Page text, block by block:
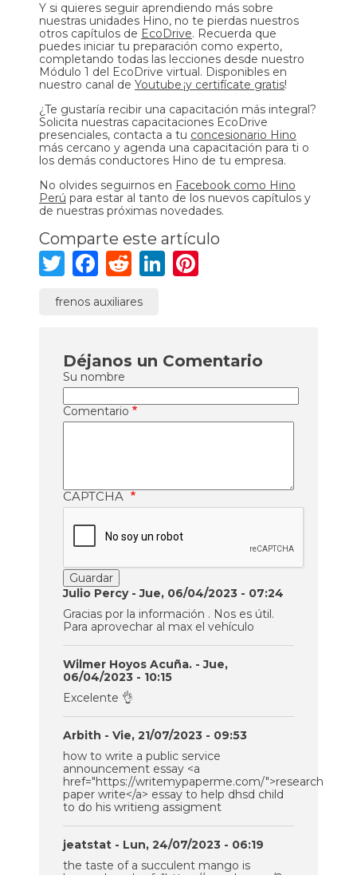
Y si quieres seguir aprendiendo más sobre
nuestras unidades Hino, no te pierdas nuestros
otros capítulos de EcoDrive. Recuerda que
puedes iniciar tu preparación como experto,
completando todas las lecciones desde nuestro
Módulo 1 del EcoDrive virtual. Disponibles en
nuestro canal de Youtube ¡y certifícate gratis!
¿Te gustaría recibir una capacitación más integral?
Solicita nuestras capacitaciones EcoDrive
presenciales, contacta a tu concesionario Hino
más cercano y agenda una capacitación para ti o
los demás conductores Hino de tu empresa.
No olvides seguirnos en Facebook como Hino
Perú para estar al tanto de los nuevos capítulos y
de nuestras próximas novedades.
Comparte este artículo
Twitter
Facebook
RedditLinkedIn
frenos auxiliares
Déjanos un Comentario
Su nombre
Comentario
CAPTCHA
Julio Percy - Jue, 06/04/2023 - 07:24
Gracias por la información . Nos es útil.
Para aprovechar al max el vehículo
Wilmer Hoyos Acuña. - Jue,
06/04/2023 - 10:15
Excelente 👌
Arbith - Vie, 21/07/2023 - 09:53
how to write a public service
announcement essay <a
href="https://writemypaperme.com/">research
paper write</a> essay to help dhsd child
to do his writieng assigment
jeatstat - Lun, 24/07/2023 - 06:19
the taste of a succulent mango is